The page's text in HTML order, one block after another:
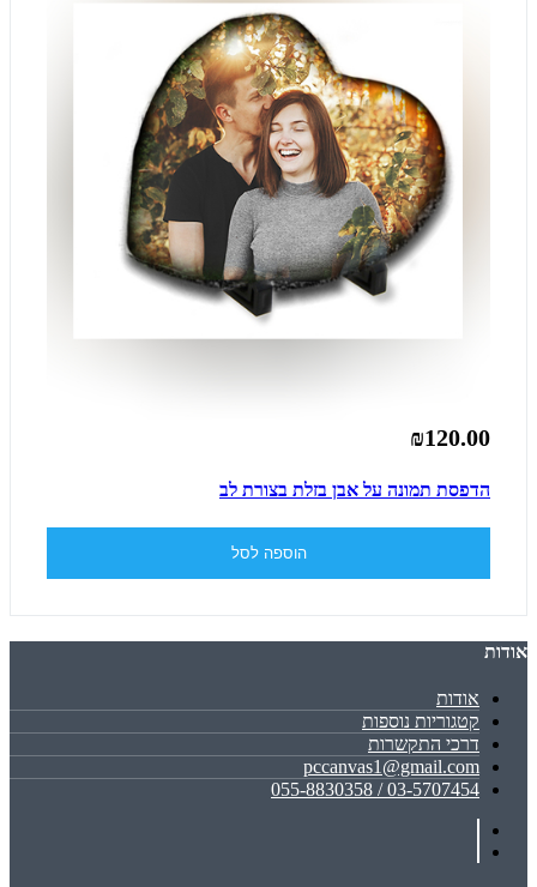
₪120.00
הדפסת תמונה על אבן בזלת בצורת לב
הוספה לסל
אודות
אודות
קטגוריות נוספות
דרכי התקשרות
pccanvas1@gmail.com
03-5707454 / 055-8830358